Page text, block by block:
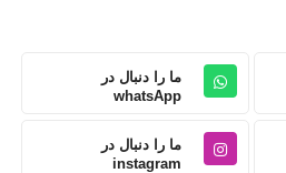
ما را دنبال در
whatsApp
ما را دنبال در
instagram